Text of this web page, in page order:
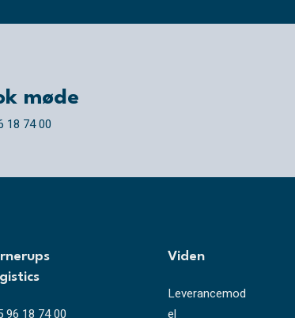
møde
18 74 00
96 18 74 00
Viden
Leverancemod
el